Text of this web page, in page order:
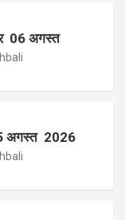
06 अगस्त
अगस्त 2026